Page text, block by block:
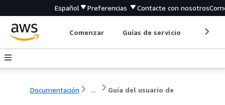
Español Preferencias Contacte con nosotros
Comenzar Guías de servicio
Documentación ... Guía del usuario de